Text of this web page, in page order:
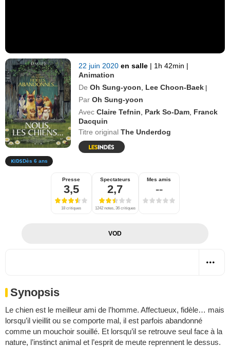
22 juin 2020en salle | 1h 42min |
Animation
De Oh Sung-yoon Lee Choon-Baek |
Par Oh Sung-yoon
Avec Claire Tefnin Park So-Dam Franck
Dacquin
Titre originalThe Underdog
Dès 6 ans
Presse
3,5
18 critiques
Spectateurs
2,7
1242 notes, 36 critiques
Mes amis
--
VOD
Synopsis
Le chien est le meilleur ami de l’homme. Affectueux, fidèle… mais
lorsqu’il vieillit ou se comporte mal, il est parfois abandonné
comme un mouchoir souillé. Et lorsqu’il se retrouve seul face à la
nature, l’instinct animal et l’esprit de meute reprennent le dessus.